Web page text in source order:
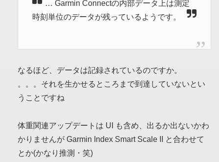
… Garmin Connectの内部データ上は測定
時刻単位のデータが残っているようです。
なるほど、データは記録されているのですか。
。。。それを生かせるところまで到達していないとい
うことですね
体重関連アップデートは UI も含め、出るか出ないかわ
かりませんが Garmin Index Smart Scale II と合わせて
とか(かなり推測・笑)